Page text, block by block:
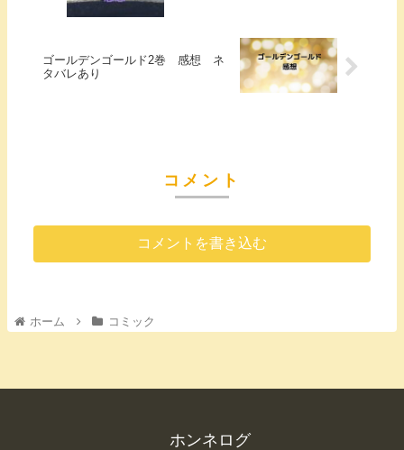
ゴールデンゴールド2巻 感想 ネ
タバレあり
コメント
コメントを書き込む
ホーム コミック
ホンネログ